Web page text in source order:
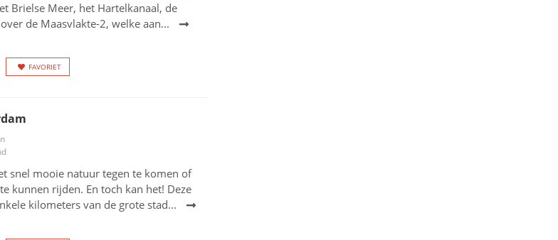
Brielse Meer, het Hartelkanaal, de
de Maasvlakte-2, welke aan...
FAVORIET
snel mooie natuur tegen te komen of
kunnen rijden. En toch kan het! Deze
kilometers van de grote stad...